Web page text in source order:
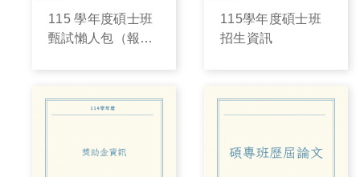
115 學年度碩士班
甄試懶人包（報名
115學年度碩士班
招生資訊